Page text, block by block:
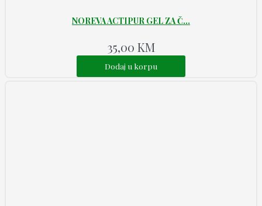
NOREVA ACTIPUR GEL ZA Č...
35,00 KM
Dodaj u korpu